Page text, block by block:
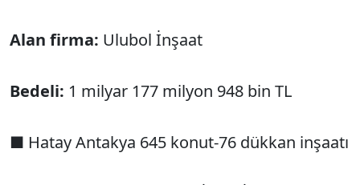
Alan firma: Ulubol İnşaat
Bedeli: 1 milyar 177 milyon 948 bin TL
■ Hatay Antakya 645 konut-76 dükkan inşaatı